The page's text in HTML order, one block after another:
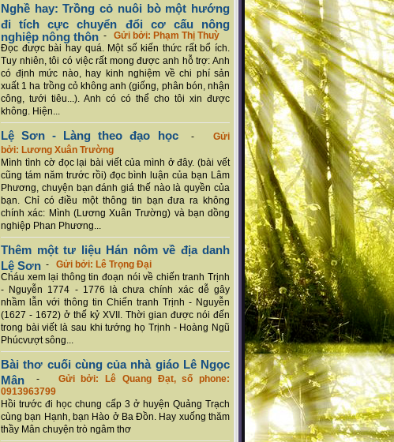
Nghề hay: Trồng cỏ nuôi bò một hướng
đi tích cực chuyển đổi cơ cấu nông
nghiệp nông thôn - Gửi bởi: Phạm Thị Thuỳ
Đọc được bài hay quá. Một số kiến thức rất bổ ích.
Tuy nhiên, tôi có việc rất mong được anh hỗ trợ: Anh
có định mức nào, hay kinh nghiệm về chi phí sản
xuất 1 ha trồng cỏ không anh (giống, phân bón, nhận
công, tưới tiêu...). Anh có có thể cho tôi xin được
không. Hiện...
Lệ Sơn - Làng theo đạo học-Gửi
bởi: Lương Xuân Trường
Mình tình cờ đọc lại bài viết của mình ở đây. (bài vết
cũng tám năm trước rồi) đọc bình luận của bạn Lâm
Phương, chuyện bạn đánh giá thế nào là quyền của
bạn. Chỉ có điều một thông tin bạn đưa ra không
chính xác: Mình (Lương Xuân Trường) và bạn dồng
nghiệp Phan Phương...
Thêm một tư liệu Hán nôm về địa danh
Lệ Sơn - Gửi bởi: Lê Trọng Đại
Cháu xem lại thông tin đoạn nói về chiến tranh Trịnh
- Nguyễn 1774 - 1776 là chưa chính xác dễ gây
nhầm lẫn với thông tin Chiến tranh Trịnh - Nguyễn
(1627 - 1672) ở thế kỷ XVII. Thời gian được nói đến
trong bài viết là sau khi tướng họ Trịnh - Hoàng Ngũ
Phúcvượt sông...
Bài thơ cuối cùng của nhà giáo Lê Ngọc
Mân - Gửi bởi: Lê Quang Đạt, số phone:
0913963799
Hồi trước đi học chung cấp 3 ở huyện Quảng Trạch
cùng bạn Hạnh, bạn Hào ở Ba Đồn. Hay xuống thăm
thầy Mân chuyện trò ngâm thơ